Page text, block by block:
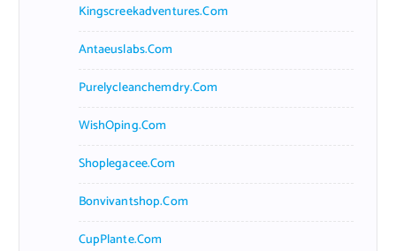
Kingscreekadventures.com
Antaeuslabs.com
Purelycleanchemdry.com
WishOping.com
Shoplegacee.com
Bonvivantshop.com
CupPlante.com